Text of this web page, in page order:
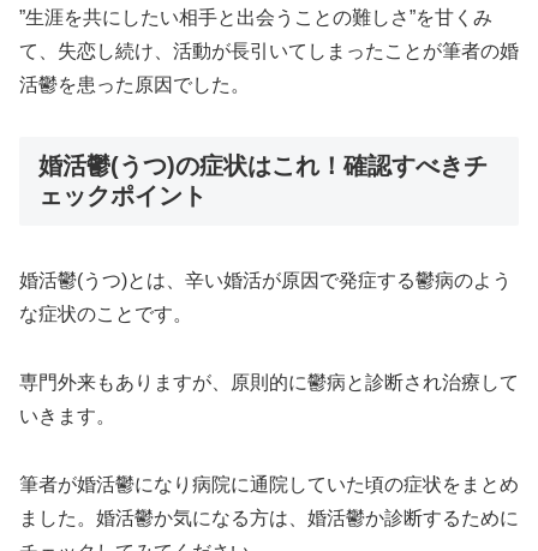
”生涯を共にしたい相手と出会うことの難しさ”を甘くみ
て、失恋し続け、活動が長引いてしまったことが筆者の婚
活鬱を患った原因でした。
婚活鬱(うつ)の症状はこれ！確認すべきチ
ェックポイント
婚活鬱(うつ)とは、辛い婚活が原因で発症する鬱病のよう
な症状のことです。
専門外来もありますが、原則的に鬱病と診断され治療して
いきます。
筆者が婚活鬱になり病院に通院していた頃の症状をまとめ
ました。婚活鬱か気になる方は、婚活鬱か診断するために